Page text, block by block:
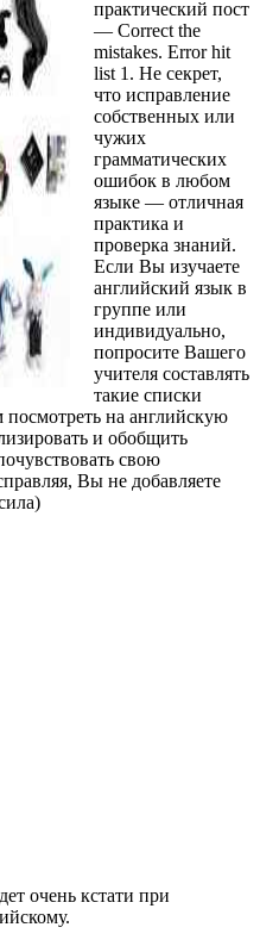
практический пост
— Correct the
mistakes. Error hit
list 1. Не секрет,
что исправление
собственных или
чужих
грамматических
ошибок в любом
языке — отличная
практика и
проверка знаний.
Если Вы изучаете
английский язык в
группе или
индивидуально,
попросите Вашего
учителя составлять
такие списки
на английскую
и обобщить
свою
Вы не добавляете
очень кстати при